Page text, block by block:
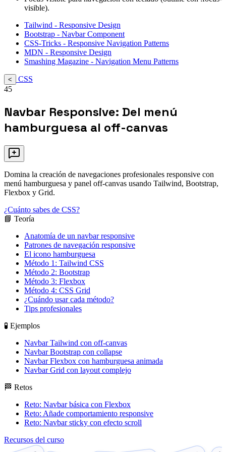
visible).
Tailwind - Responsive Design
Bootstrap - Navbar Component
CSS-Tricks - Responsive Navigation Patterns
MDN - Responsive Design
Smashing Magazine - Navigation Menu Patterns
<
CSS
45
Navbar Responsive: Del menú
hamburguesa al off-canvas
Domina la creación de navegaciones profesionales responsive con
menú hamburguesa y panel off-canvas usando Tailwind, Bootstrap,
Flexbox y Grid.
¿Cuánto sabes de CSS?
📘 Teoría
Anatomía de un navbar responsive
Patrones de navegación responsive
El icono hamburguesa
Método 1: Tailwind CSS
Método 2: Bootstrap
Método 3: Flexbox
Método 4: CSS Grid
¿Cuándo usar cada método?
Tips profesionales
🧪 Ejemplos
Navbar Tailwind con off-canvas
Navbar Bootstrap con collapse
Navbar Flexbox con hamburguesa animada
Navbar Grid con layout complejo
🏁 Retos
Reto: Navbar básica con Flexbox
Reto: Añade comportamiento responsive
Reto: Navbar sticky con efecto scroll
Recursos del curso